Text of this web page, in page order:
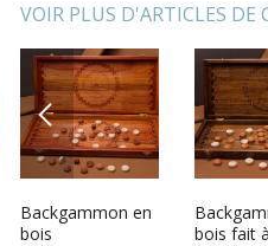
Jouet mou tricoté
fait main
Parfum
VOIR PLUS D'ARTICLES DE
PREVIOUS
Backgammon en
bois
bois fait